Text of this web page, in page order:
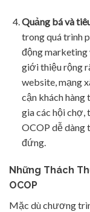
Quảng bá và
trong quá trình
động marketing
giới thiệu rộng
website, mạng
cận khách
gia các hội chợ,
OCOP dễ
đứng.
Những Thách
OCOP
Mặc dù chương